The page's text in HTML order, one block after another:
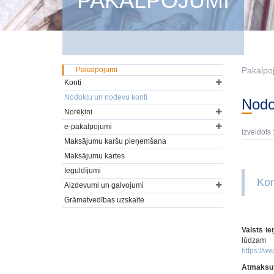
Izveidots
Valsts
https://
Pakalpojumi
Konti
Nodokļu un nodevu konti
Norēķini
e-pakalpojumi
Maksājumu karšu pieņemšana
Maksājumu kartes
Ieguldījumi
Aizdevumi un galvojumi
Grāmatvedības uzskaite